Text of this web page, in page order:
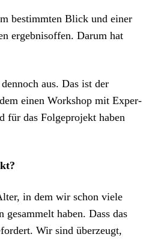
bes­timmten Blick und ein­er
ergeb­nisof­fen. Darum hat
aus. Das ist der
einen Work­shop mit Exper­
für das Fol­ge­pro­jekt haben
in dem wir schon viele
haben. Dass das
Wir sind überzeugt,